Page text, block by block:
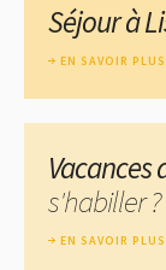
Séjour à
EN SAVOIR PLUS
s'habiller ?
EN SAVOIR PLUS